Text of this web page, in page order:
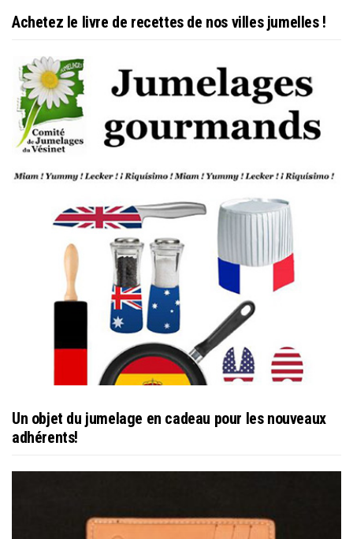
Achetez le livre de recettes de nos villes jumelles !
Un objet du jumelage en cadeau pour les nouveaux
adhérents!